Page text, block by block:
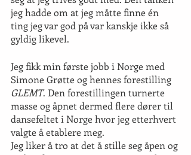
jeg hadde om at jeg måtte finne én
ting jeg var god på var kanskje ikke så
gyldig likevel.
Jeg fikk min første jobb i Norge med
Simone Grøtte og hennes forestilling
GLEMT. Den forestillingen turnerte
masse og åpnet dermed flere dører til
dansefeltet i Norge hvor jeg etterhvert
valgte å etablere meg.
Jeg liker å tro at det å stille seg åpen og